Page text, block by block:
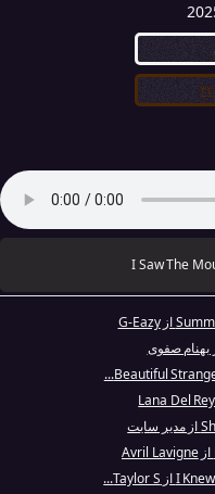
I Saw The
بهنام صفوی